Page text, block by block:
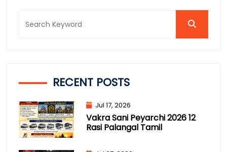
RECENT POSTS
Jul 17, 2026
Vakra Sani Peyarchi 2026 12
Rasi Palangal Tamil